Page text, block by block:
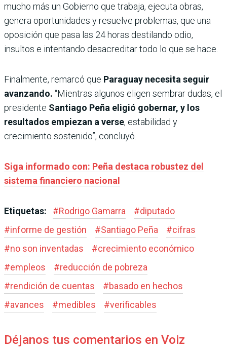
mucho más un Gobierno que trabaja, ejecuta obras,
genera oportunidades y resuelve problemas, que una
oposición que pasa las 24 horas destilando odio,
insultos e intentando desacreditar todo lo que se hace.
Finalmente, remarcó que Paraguay necesita seguir
avanzando. “Mientras algunos eligen sembrar dudas, el
presidente Santiago Peña eligió gobernar, y los
resultados empiezan a verse, estabilidad y
crecimiento sostenido”, concluyó.
Siga informado con: Peña destaca robustez del
sistema financiero nacional
Etiquetas: #Rodrigo Gamarra #diputado
#informe de gestión #Santiago Peña #cifras
#no son inventadas #crecimiento económico
#empleos #reducción de pobreza
#rendición de cuentas #basado en hechos
#avances #medibles #verificables
Déjanos tus comentarios en Voiz